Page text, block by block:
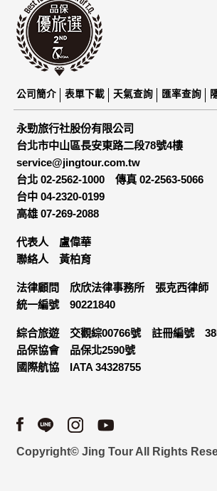
於一般瀏覽時，伺服器會自行記錄相關行徑
設備的 IP 位址、使用時間、使用的瀏覽器、
錄等，做為我們增進網站服務的參考依據，
用，決不對外公布。
為提供精確的服務，我們會將收集的問卷調
分析，分析結果之統計數據或說明文字呈現
外，我們會視需要公佈統計數據及說明文字
人之資料。
除非取得您的同意或其他法令之特別規定，
的個人資料揭露予第三人或使用於蒐集目的
在您於本網站註冊帳號、使用本網站相關產
贈獎時，本網站會收集您的個人識別資料，
業夥伴處取得個人資料。
當客戶在本網站註冊時，我們會取得您的姓
身份證字號、電子郵件、出生日期、性別、
當您註冊成功，並登入使用我們的服務後，
料。註冊時，本網站取得您的姓名、電話、
號、電子郵件、出生日期、性別、行業等相
成功，並登入使用我們的服務後，本網站即
生的相關記錄，包括您使用連線設備的 IP 位
用的瀏覽器、瀏覽及點選資料紀錄等。本網
網頁，除非您願意告知您的個人資料，否則
將此項記錄和您對應。請您注意，在本網站
商，或與連結本網站，也可能蒐集您個人的
提供的個人資訊，這些廣告廠商、或連結網
保護政策，其資料處理措施不適用本網站隱
本網站將在事前或註冊登錄取得您的同意後
或電子郵件給您。本公司除了在該資料或電
本公司發送，也會在該資料或電子郵件上提
公司簡介 表單下載 天氣查詢 匯率查詢
永勁旅行社股份有限公司
台北市中山區長安東路二段78號4樓
service@jingtour.com.tw
台北 02-2562-1000 傳真 02-2563-5066
台中 04-2320-0199
高雄 07-269-2088
代表人 盧偉華
聯絡人 黃柏育
法律顧問 欣欣法律事務所 張克西律師
統一編號 90221840
綜合旅遊 交觀綜00766號 註冊編號
品保協會 品保北2590號
國際航協 IATA 34328755
Copyright© Jing Tour All Rights